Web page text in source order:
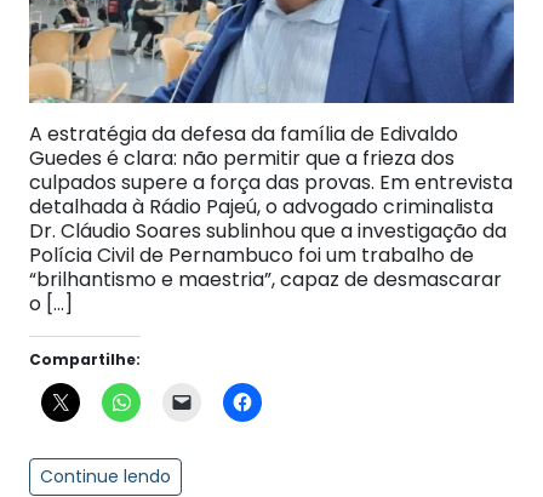
A estratégia da defesa da família de Edivaldo
Guedes é clara: não permitir que a frieza dos
culpados supere a força das provas. Em entrevista
detalhada à Rádio Pajeú, o advogado criminalista
Dr. Cláudio Soares sublinhou que a investigação da
Polícia Civil de Pernambuco foi um trabalho de
“brilhantismo e maestria”, capaz de desmascarar
o […]
Compartilhe:
Continue lendo